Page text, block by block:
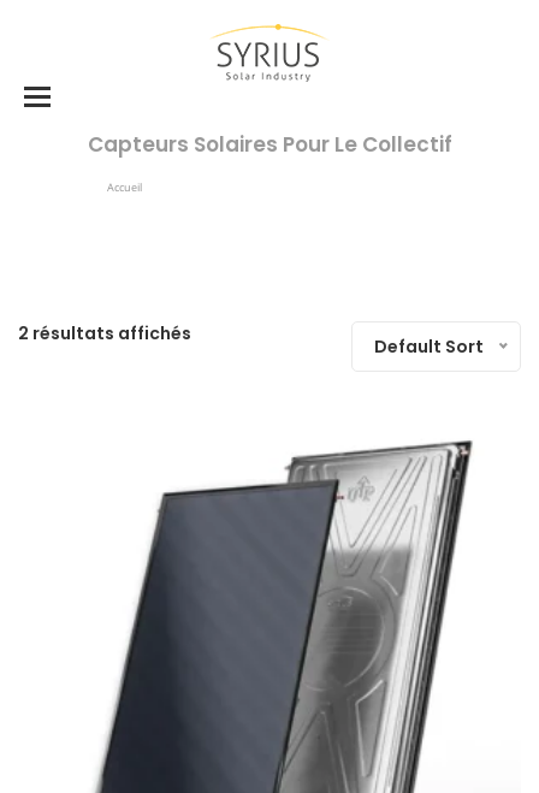
Capteurs Solaires Pour Le Collectif
Accueil
2 résultats affichés
Default Sort